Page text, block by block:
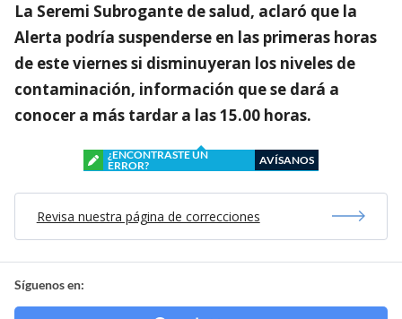
La Seremi Subrogante de salud, aclaró que la
Alerta podría suspenderse en las primeras horas
de este viernes si disminuyeran los niveles de
contaminación, información que se dará a
conocer a más tardar a las 15.00 horas.
¿ENCONTRASTE UN
ERROR?
AVÍSANOS
Revisa nuestra página de correcciones
Síguenos en: